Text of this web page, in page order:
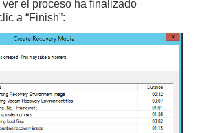
el proceso ha finalizado
a “Finish”: